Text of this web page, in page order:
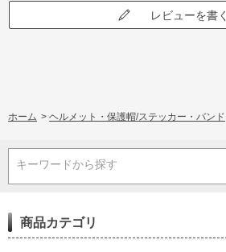
レビューを書く
ホーム > ヘルメット・保護帽/ステッカー・バンド
キーワードから探す
商品カテゴリ